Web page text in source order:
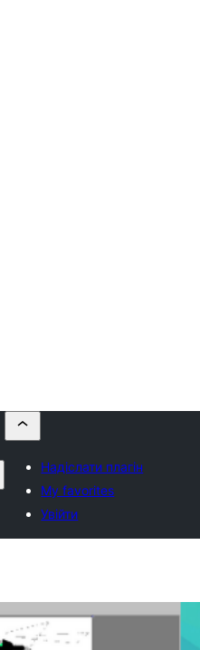
Надіслати плагін
My favorites
Увійти